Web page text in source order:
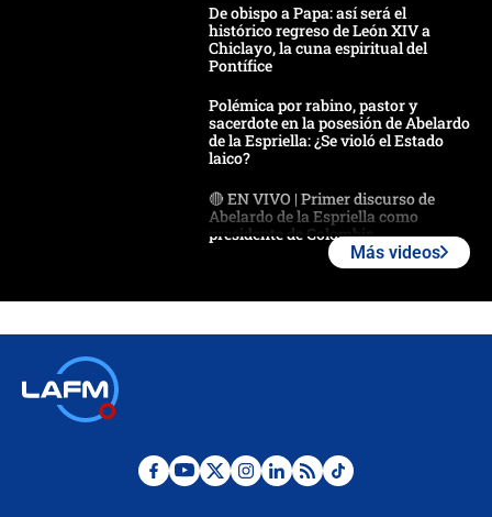
De obispo a Papa: así será el
histórico regreso de León XIV a
Chiclayo, la cuna espiritual del
Pontífice
Polémica por rabino, pastor y
sacerdote en la posesión de Abelardo
de la Espriella: ¿Se violó el Estado
laico?
🔴 EN VIVO | Primer discurso de
Abelardo de la Espriella como
presidente de Colombia
Espriella en Cali inicia la
Desde dermatitis hasta infecciones:
Más videos